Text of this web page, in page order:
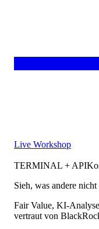
Live Workshop
TERMINAL + API
Sieh, was andere nicht
Fair Value, KI-
vertraut von